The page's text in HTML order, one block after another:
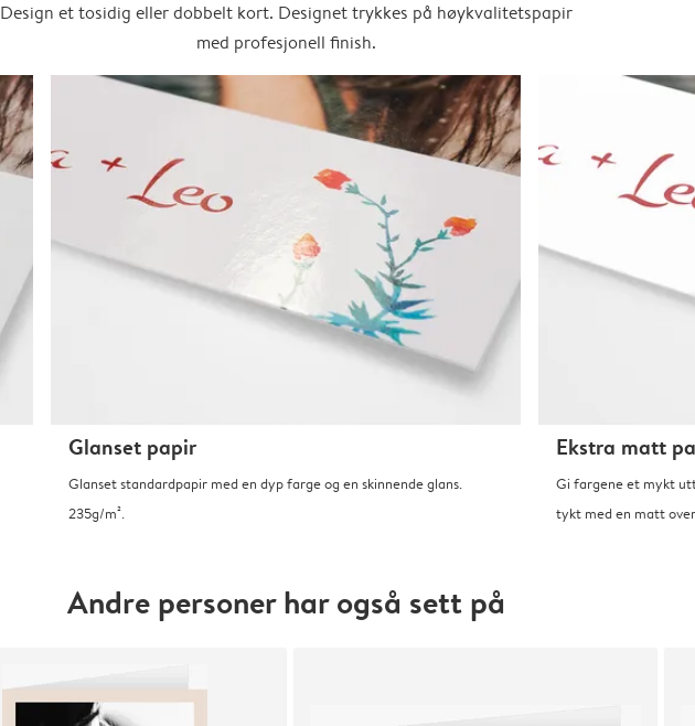
Design et tosidig eller dobbelt kort. Designet trykkes på høykvalitetspapir
med profesjonell finish.
Glanset papir
Glanset standardpapir med en dyp farge og en skinnende glans.
235g/m².
Ekstra matt
Gi fargene et mykt
tykt med en matt
Andre personer har også sett på